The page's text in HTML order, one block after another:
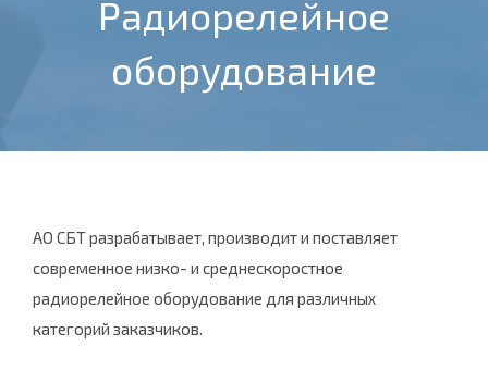
Радиорелейное
оборудование
АО СБТ разрабатывает, производит и поставляет
современное низко- и среднескоростное
радиорелейное оборудование для различных
категорий заказчиков.